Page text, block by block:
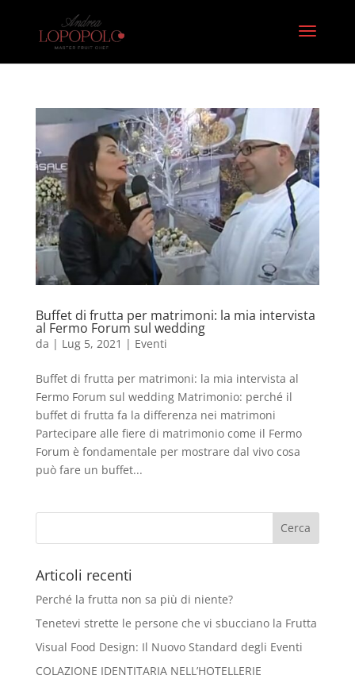
Buffet di frutta per matrimoni: la mia intervista
al Fermo Forum sul wedding
da | Lug 5, 2021 | Eventi
Buffet di frutta per matrimoni: la mia intervista al
Fermo Forum sul wedding​ Matrimonio: perché il
buffet di frutta fa la differenza nei matrimoni​
Partecipare alle fiere di matrimonio come il Fermo
Forum è fondamentale per mostrare dal vivo cosa
può fare un buffet...
Articoli recenti
Perché la frutta non sa più di niente?
Tenetevi strette le persone che vi sbucciano la Frutta
Visual Food Design: Il Nuovo Standard degli Eventi
COLAZIONE IDENTITARIA NELL’HOTELLERIE